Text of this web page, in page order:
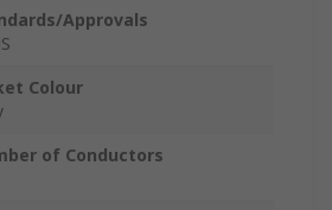
Approvals
Colour
of Conductors